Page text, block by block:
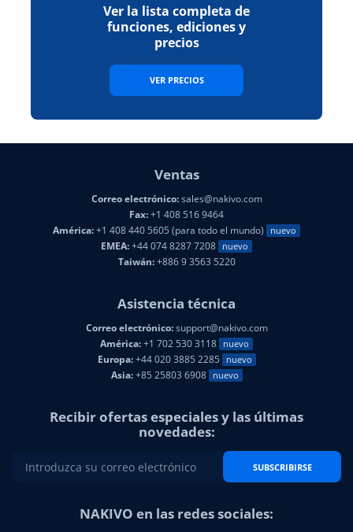
Ver la lista completa de
funciones, ediciones y
precios
VER PRECIOS
Ventas
Correo electrónico:sales@nakivo.com
Fax:+1 408 516 9464
América:+1 408 440 5605 (para todo el mundo) nuevo
EMEA:+44 074 8287 7208 nuevo
Taiwán:+886 9 3563 5220
Asistencia técnica
Correo electrónico:support@nakivo.com
América:+1 702 530 3118 nuevo
Europa:+44 020 3885 2285 nuevo
Asia:+85 25803 6908 nuevo
Recibir ofertas especiales y las últimas
novedades:
SUBSCRIBIRSE
NAKIVO en las redes sociales: